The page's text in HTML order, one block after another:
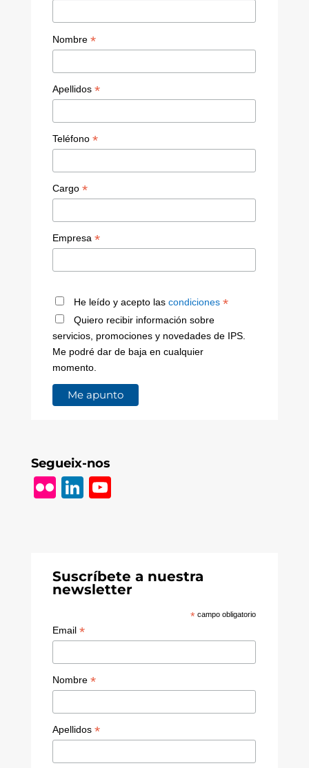
Nombre *
Apellidos *
Teléfono *
Cargo *
Empresa *
He leído y acepto las condiciones *
Quiero recibir información sobre
servicios, promociones y novedades de IPS.
Me podré dar de baja en cualquier
momento.
Segueix-nos
Fl Li
dI
n
Y
u
b
C
h
a
n
Suscríbete a nuestra
newsletter
*campo obligatorio
Email *
Nombre *
Apellidos *